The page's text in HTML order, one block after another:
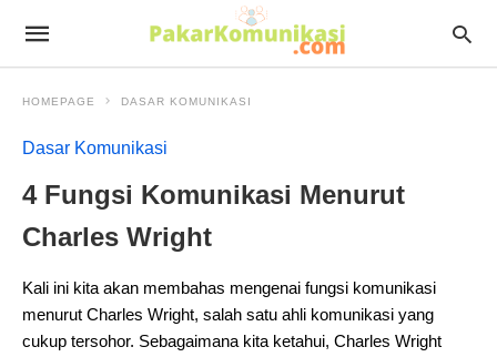
HOMEPAGE DASAR KOMUNIKASI
Dasar Komunikasi
4 Fungsi Komunikasi Menurut
Charles Wright
Kali ini kita akan membahas mengenai fungsi komunikasi
menurut Charles Wright, salah satu ahli komunikasi yang
cukup tersohor. Sebagaimana kita ketahui, Charles Wright